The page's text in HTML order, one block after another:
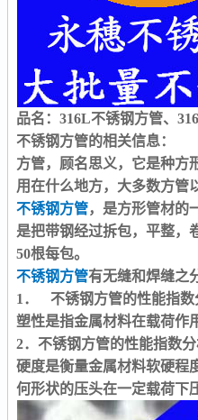
品名：316L不锈钢方管、316
不锈钢方管的相关信息：
方管，顾名思义，它是种方
用在什么地方，大多数方管
不锈钢方管，是方形管材的
是把带钢经过拆包，平整，
50根每包。
不锈钢方管有无缝和焊缝之
1 ． 不锈钢方管的性能指数
塑性是指金属材料在载荷作
2．不锈钢方管的性能指数
硬度是衡量金属材料软硬程
何形状的压头在一定载荷下